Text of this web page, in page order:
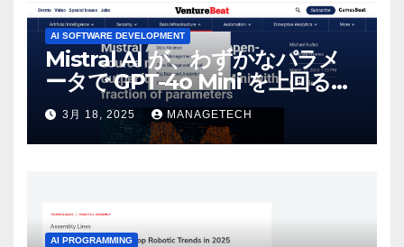
AI SOFTWARE DEVELOPMENT
Mistral AI が、わずかなパラメ
ータで GPT-4o Mini を上回る新
しいオープンソース モデルをリ
リース | VentureBeat
3月 18, 2025 MANAGETECH
AI PROGRAMMING